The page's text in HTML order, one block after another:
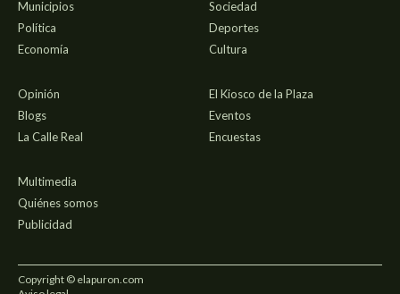
Municipios
Política
Economía
Sociedad
Deportes
Cultura
Opinión
Blogs
La Calle Real
El Kiosco de la Plaza
Eventos
Encuestas
Multimedia
Quiénes somos
Publicidad
Copyright © elapuron.com